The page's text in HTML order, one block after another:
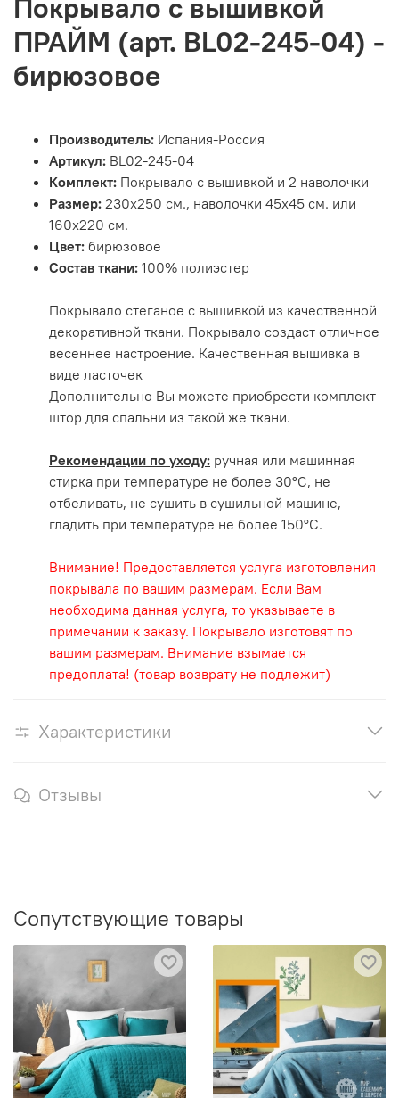
Покрывало с вышивкой
ПРАЙМ (арт. BL02-245-04) -
бирюзовое
Производитель: Испания-Россия
Артикул: BL02-245-04
Комплект: Покрывало с вышивкой и 2 наволочки
Размер: 230х250 см., наволочки 45х45 см. или
160х220 см.
Цвет: бирюзовое
Состав ткани: 100% полиэстер
Покрывало стеганое с вышивкой из качественной
декоративной ткани. Покрывало создаст отличное
весеннее настроение. Качественная вышивка в
виде ласточек
Дополнительно Вы можете приобрести комплект
штор для спальни из такой же ткани.
Рекомендации по уходу: ручная или машинная
стирка при температуре не более 30°С, не
отбеливать, не сушить в сушильной машине,
гладить при температуре не более 150°С.
Внимание! Предоставляется услуга изготовления
покрывала по вашим размерам. Если Вам
необходима данная услуга, то указываете в
примечании к заказу. Покрывало изготовят по
вашим размерам. Внимание взымается
предоплата! (товар возврату не подлежит)
Характеристики
Отзывы
Сопутствующие товары